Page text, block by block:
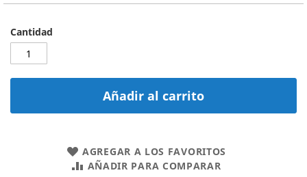
Cantidad
Añadir al carrito
AGREGAR A LOS FAVORITOS
AÑADIR PARA COMPARAR
de